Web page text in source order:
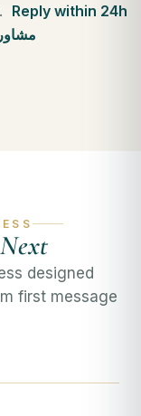
Reply within 24h
Next?
designed
first message